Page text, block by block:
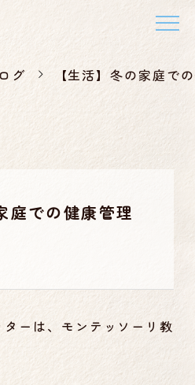
グ 【生活】冬の家庭で
庭での健康管理
ターは、モンテッソーリ教